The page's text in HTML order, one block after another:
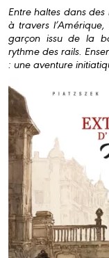
Entre haltes dans
à travers
garçon issu de la
rythme des rails.
: une aventure